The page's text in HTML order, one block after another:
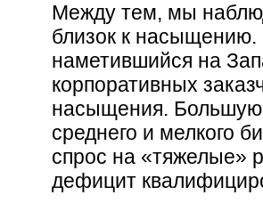
Между тем, мы
близок к насыщению.
наметившийся на
корпоративных
насыщения.
среднего и мелкого
спрос на «тяжелые»
дефицит